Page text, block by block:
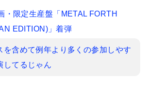
・限定生産盤「METAL FORTH
EDITION)」着弾
を含めて例年より多くの参加しやす
してるじゃん